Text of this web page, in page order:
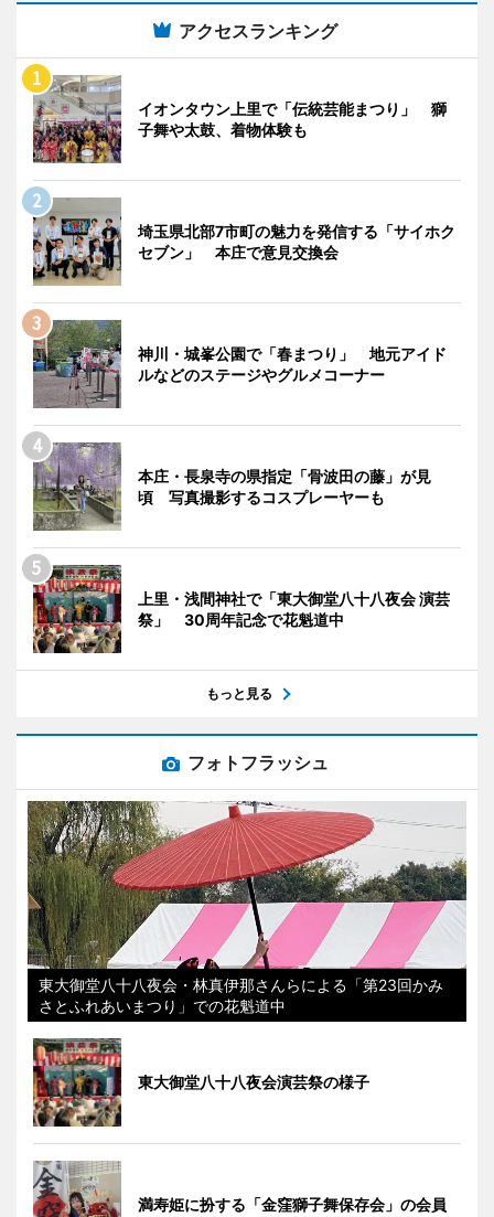
アクセスランキング
イオンタウン上里で「伝統芸能まつり」 獅
子舞や太鼓、着物体験も
埼玉県北部7市町の魅力を発信する「サイホク
セブン」 本庄で意見交換会
神川・城峯公園で「春まつり」 地元アイド
ルなどのステージやグルメコーナー
本庄・長泉寺の県指定「骨波田の藤」が見
頃 写真撮影するコスプレーヤーも
上里・浅間神社で「東大御堂八十八夜会 演芸
祭」 30周年記念で花魁道中
もっと見る
フォトフラッシュ
東大御堂八十八夜会・林真伊那さんらによる「第23回かみ
さとふれあいまつり」での花魁道中
東大御堂八十八夜会演芸祭の様子
満寿姫に扮する「金窪獅子舞保存会」の会員